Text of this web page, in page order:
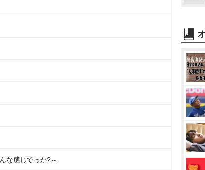
な感じでっか?～